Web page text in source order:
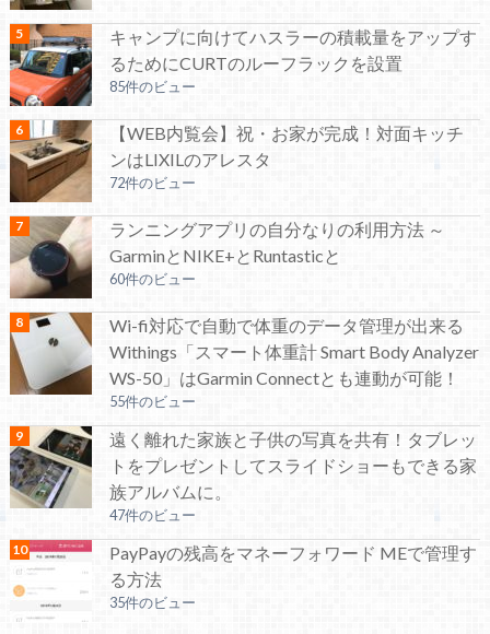
キャンプに向けてハスラーの積載量をアップす
るためにCURTのルーフラックを設置
85件のビュー
【WEB内覧会】祝・お家が完成！対面キッチ
ンはLIXILのアレスタ
72件のビュー
ランニングアプリの自分なりの利用方法 ～
GarminとNIKE+とRuntasticと
60件のビュー
Wi-fi対応で自動で体重のデータ管理が出来る
Withings「スマート体重計 Smart Body Analyzer
WS-50」はGarmin Connectとも連動が可能！
55件のビュー
遠く離れた家族と子供の写真を共有！タブレッ
トをプレゼントしてスライドショーもできる家
族アルバムに。
47件のビュー
PayPayの残高をマネーフォワード MEで管理す
る方法
35件のビュー